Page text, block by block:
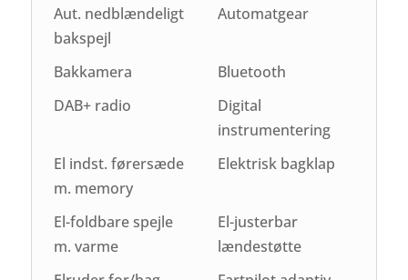
Aut. nedblændeligt
bakspejl
Automatgear
Bakkamera
Bluetooth
DAB+ radio
Digital
instrumentering
El indst. førersæde
m. memory
Elektrisk bagklap
El-foldbare spejle
m. varme
El-justerbar
lændestøtte